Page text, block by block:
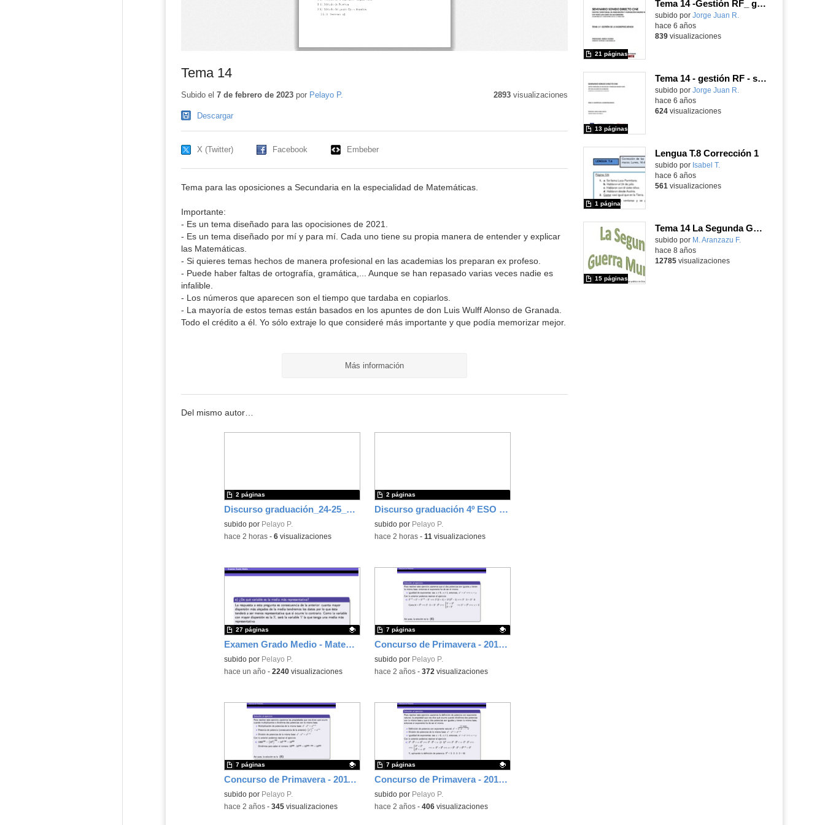
Tema 14
Subido el 7 de febrero de 2023por Pelayo P. 2893visualizaciones
Descargar
X (Twitter) Facebook Embeber
Tema para las oposiciones a Secundaria en la especialidad de Matemáticas.
Importante:
- Es un tema diseñado para las opocisiones de 2021.
- Es un tema diseñado por mí y para mí. Cada uno tiene su propia manera de entender y explicar
las Matemáticas.
- Si quieres temas hechos de manera profesional en las academias los preparan ex profeso.
- Puede haber faltas de ortografía, gramática,... Aunque se han repasado varias veces nadie es
infalible.
- Los números que aparecen son el tiempo que tardaba en copiarlos.
- La mayoría de estos temas están basados en los apuntes de don Luis Wulff Alonso de Granada.
Todo el crédito a él. Yo sólo extraje lo que consideré más importante y que podía memorizar mejor.
Más información
Del mismo autor…
Discurso graduación_24-25_Final
subido por Pelayo P.
2 páginas
-hace 2 horas- 6visualizaciones
Discurso graduación 4º ESO - Curso 25/26
subido por Pelayo P.
2 páginas
-hace 2 horas- 11 visualizaciones
Examen Grado Medio - Matemáticas - 2024 - CAM
Contenido educativo.
subido por Pelayo P.
27 páginas
-hace un año- 2240visualizaciones
Concurso de Primavera - 2010 - Fase 1 - Nivel 4 - Ejercicio 12
Contenido educativo.
subido por Pelayo P.
7 páginas
-hace 2 años- 372 visualizaciones
Concurso de Primavera - 2011 - Fase 2 - Nivel 2 - Ejercicio 11
Contenido educativo.
subido por Pelayo P.
7 páginas
-hace 2 años- 345visualizaciones
Concurso de Primavera - 2014 - Fase 1 - Nivel 3 - Ejercicio 1
Contenido educativo.
subido por Pelayo P.
7 páginas
-hace 2 años- 406visualizaciones
Tema 14 -Gestión RF_ guión-presentación seminario sonido
subido por Jorge Juan R.
21 páginas
hace 6 años
839visualizaciones
Tema 14 - gestión RF - seminario sonido cine
subido por Jorge Juan R.
13 páginas
hace 6 años
624visualizaciones
Lengua T.8 Corrección 1
Contenido educativo.
subido por Isabel T.
1 página
hace 6 años
561 visualizaciones
Tema 14 La Segunda Guerra Mundial
subido por M. Aranzazu F.
15 páginas
hace 8 años
12785visualizaciones